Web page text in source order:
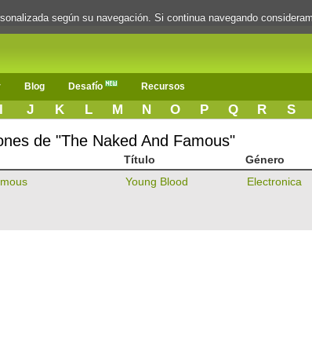
Blog Desafío Recursos
I J K L M N O P Q R S
de "The Naked And Famous"
Título Género
Young Blood Electronica
según su navegación. Si continua navegando